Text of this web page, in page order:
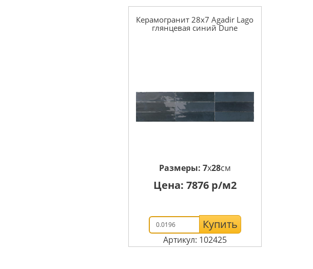
Керамогранит 28x7 Agadir Lago
глянцевая синий Dune
Размеры: 7x28см
Цена: 7876р/м2
Купить
Артикул: 102425